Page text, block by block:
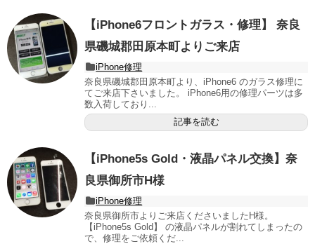
【iPhone6フロントガラス・修理】 奈良
県磯城郡田原本町よりご来店
iPhone修理
奈良県磯城郡田原本町より、iPhone6 のガラス修理に
てご来店下さいました。 iPhone6用の修理パーツは多
数入荷しており...
記事を読む
【iPhone5s Gold・液晶パネル交換】奈
良県御所市H様
iPhone修理
奈良県御所市よりご来店くださいましたH様。
【iPhone5s Gold】 の液晶パネルが割れてしまったの
で、修理をご依頼くだ...